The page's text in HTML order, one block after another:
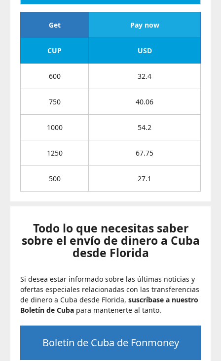
Get Pay now
CUP USD
600 32.4
750 40.06
1000 54.2
1250 67.75
500 27.1
Todo lo que necesitas saber
sobre el envío de dinero a Cuba
desde Florida
Si desea estar informado sobre las últimas noticias y
ofertas especiales relacionadas con las transferencias
de dinero a Cuba desde Florida, suscríbase a nuestro
Boletín de Cuba para mantenerte al tanto.
Boletín de Cuba de Fonmoney